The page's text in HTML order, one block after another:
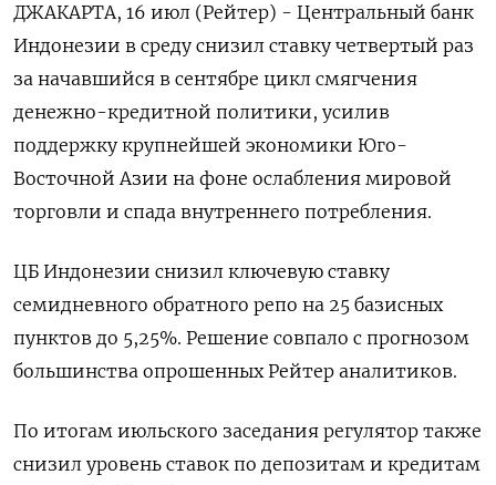
ДЖАКАРТА, 16 июл (Рейтер) - Центральный банк
Индонезии в среду снизил ставку четвертый раз
за начавшийся в сентябре цикл смягчения
денежно-кредитной политики, усилив
поддержку крупнейшей экономики Юго-
Восточной Азии на фоне ослабления мировой
торговли и спада внутреннего потребления.
ЦБ Индонезии снизил ключевую ставку
семидневного обратного репо на 25 базисных
пунктов до 5,25%. Решение совпало с прогнозом
большинства опрошенных Рейтер аналитиков.
По итогам июльского заседания регулятор также
снизил уровень ставок по депозитам и кредитам